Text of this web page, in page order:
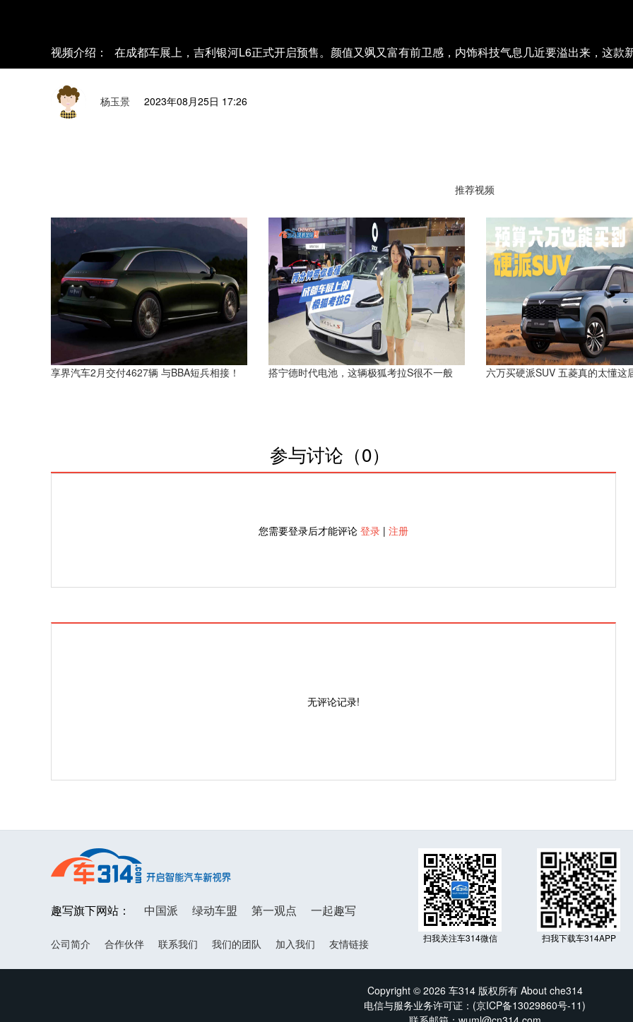
视频介绍： 在成都车展上，吉利银河L6正式开启预售。颜值又飒又富有前卫感，内饰科技气息几近要溢出来，这款
杨玉景 2023年08月25日 17:26
推荐视频
享界汽车2月交付4627辆 与BBA短兵相接！ 搭宁德时代电池，这辆极狐考拉S很不一般 六万买硬派SUV 五菱真的太懂这
参与讨论（0）
无评论记录!
您需要登录后才能评论 登录 | 注册
趣写旗下网站： 中国派 绿动车盟 第一观点 一起趣写
公司简介 合作伙伴 联系我们 我们的团队 加入我们 友情链接 扫我关注车314微信 扫我下载车314APP
Copyright © 2026 车314 版权所有 About che314
电信与服务业务许可证：(京ICP备13029860号-11)